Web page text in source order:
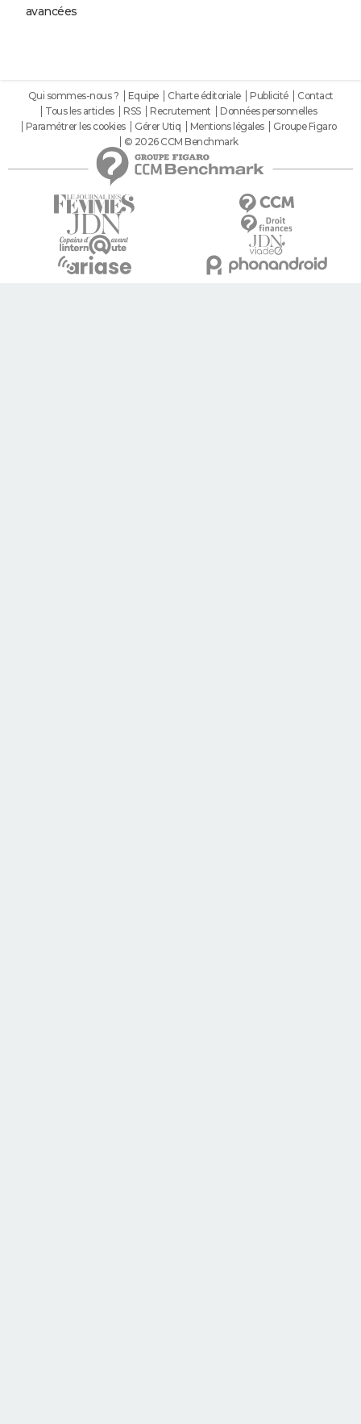
avancées
Qui sommes-nous ? Equipe Charte éditoriale Publicité
Contact
Tous les articles
RSS Recrutement
Données personnelles
Paramétrer les cookies
Gérer Utiq Mentions légales
Groupe Figaro
© 2026 CCM Benchmark